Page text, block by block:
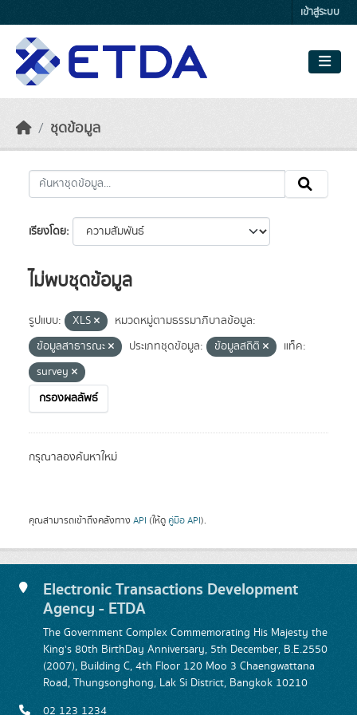
เข้าสู่ระบบ
ชุดข้อมูล
เรียงโดย
ไม่พบชุดข้อมูล
รูปแบบ: XLS
หมวดหมู่ตามธรรมาภิบาลข้อมูล:
ข้อมูลสาธารณะ
ประเภทชุดข้อมูล: ข้อมูลสถิติ
แท็ค:
survey
กรองผลลัพธ์
กรุณาลองค้นหาใหม่
คุณสามารถเข้าถึงคลังทาง API (ให้ดู คู่มือ API).
Electronic Transactions Development
Agency - ETDA
The Government Complex Commemorating His Majesty the
King's 80th BirthDay Anniversary, 5th December, B.E.2550
(2007), Building C, 4th Floor 120 Moo 3 Chaengwattana
Road, Thungsonghong, Lak Si District, Bangkok 10210
02 123 1234